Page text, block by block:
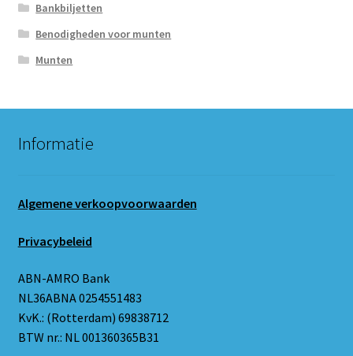
Bankbiljetten
Benodigheden voor munten
Munten
Informatie
Algemene verkoopvoorwaarden
Privacybeleid
ABN-AMRO Bank
NL36ABNA 0254551483
KvK.: (Rotterdam) 69838712
BTW nr.: NL 001360365B31